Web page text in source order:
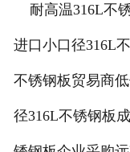
耐高温316L不
进口小口径316L
不锈钢板贸易商
径316L不锈钢板